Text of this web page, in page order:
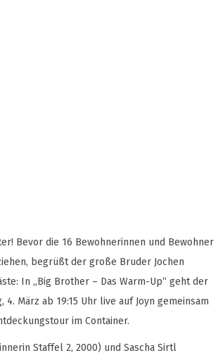
Bevor die 16 Bewohnerinnen und Bewohner
begrüßt der große Bruder Jochen
In „Big Brother – Das Warm-Up“ geht der
4. März ab 19:15 Uhr live auf Joyn gemeinsam
im Container.
Staffel 2, 2000) und Sascha Sirtl